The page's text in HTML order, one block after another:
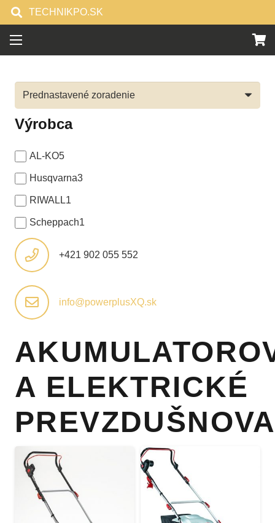
TECHNIKPO.SK
Výrobca
AL-KO5
Husqvarna3
RIWALL1
Scheppach1
+421 902 055 552
info@powerplusXQ.sk
A ELEKTRICKÉ